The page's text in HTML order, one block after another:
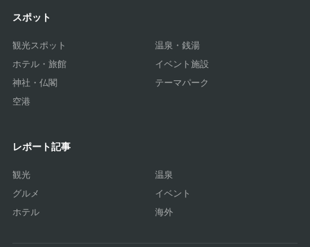
スポット
観光スポット
温泉・銭湯
ホテル・旅館
イベント施設
神社・仏閣
テーマパーク
空港
レポート記事
観光
温泉
グルメ
イベント
ホテル
海外